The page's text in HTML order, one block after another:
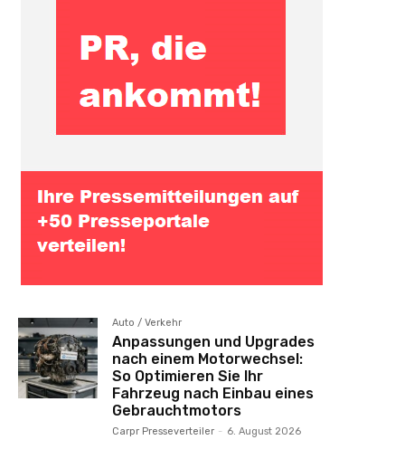
Auto / Verkehr
Anpassungen und Upgrades
nach einem Motorwechsel:
So Optimieren Sie Ihr
Fahrzeug nach Einbau eines
Gebrauchtmotors
Carpr Presseverteiler - 6. August 2026